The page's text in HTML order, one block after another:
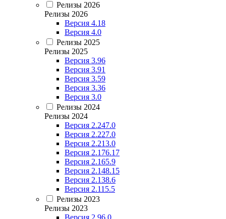
Релизы 2026
Релизы 2026
Версия 4.18
Версия 4.0
Релизы 2025
Релизы 2025
Версия 3.96
Версия 3.91
Версия 3.59
Версия 3.36
Версия 3.0
Релизы 2024
Релизы 2024
Версия 2.247.0
Версия 2.227.0
Версия 2.213.0
Версия 2.176.17
Версия 2.165.9
Версия 2.148.15
Версия 2.138.6
Версия 2.115.5
Релизы 2023
Релизы 2023